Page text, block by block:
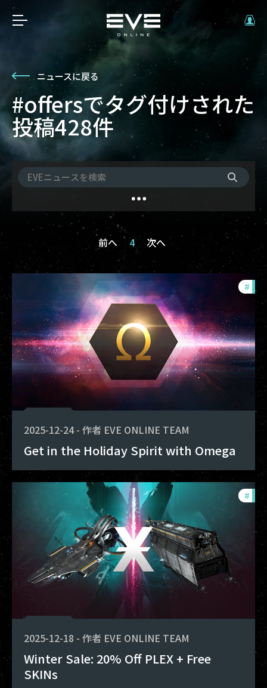
ニュースに戻る
#offersでタグ付けされた
投稿428件
前へ 4 次へ
#
2025-12-24 - 作者 EVE ONLINE TEAM
Get in the Holiday Spirit with Omega
#
2025-12-18 - 作者 EVE ONLINE TEAM
Winter Sale: 20% Off PLEX + Free
SKINs